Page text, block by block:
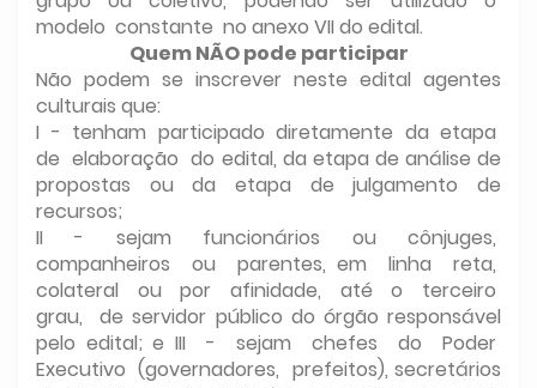
modelo constante no anexo VII do edital.
Quem NÃO pode participar
Não podem se inscrever neste edital agentes
culturais que:
I - tenham participado diretamente da etapa
de elaboração do edital, da etapa de análise de
propostas ou da etapa de julgamento de
recursos;
II - sejam funcionários ou cônjuges,
companheiros ou parentes, em linha reta,
colateral ou por afinidade, até o terceiro
grau, de servidor público do órgão responsável
pelo edital; e III - sejam chefes do Poder
Executivo (governadores, prefeitos), secretários